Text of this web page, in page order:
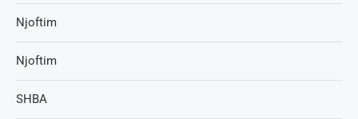
Njoftim
Njoftim
SHBA